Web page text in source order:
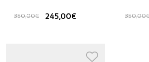
350,00€ 245,00€